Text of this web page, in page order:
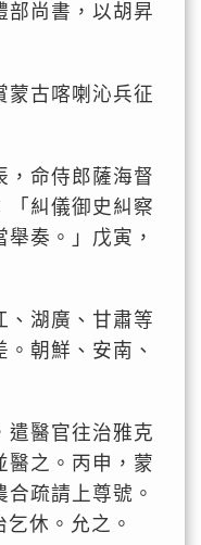
部尚書，以胡昇
蒙古喀喇沁兵征
，命侍郎薩海督
「糾儀御史糾察
奏。」戊寅，
、湖廣、甘肅等
朝鮮、安南、
遣醫官往治雅克
醫之。丙申，蒙
疏請上尊號。
休。允之。